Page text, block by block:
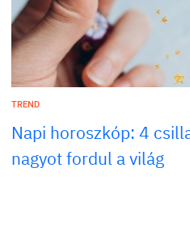
TREND
Napi horoszkóp: 4
nagyot fordul a világ